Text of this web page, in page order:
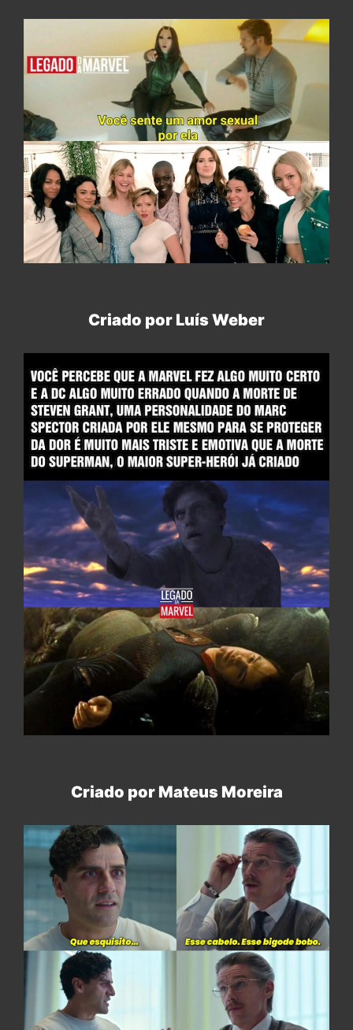
Criado por Luís Weber
Criado por Mateus Moreira